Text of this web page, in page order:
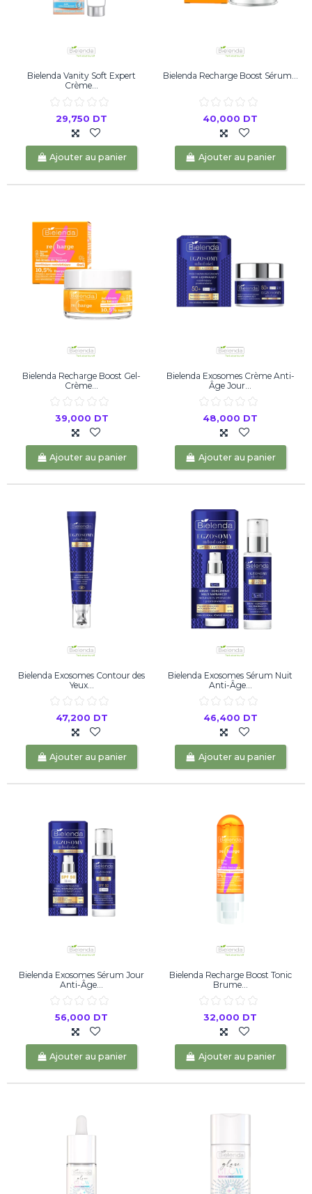
Bielenda Vanity Soft Expert
Crème...
29,750 DT
Ajouter au panier
Bielenda Recharge Boost Sérum...
40,000 DT
Ajouter au panier
Bielenda Recharge Boost Gel-
Crème...
39,000 DT
Ajouter au panier
Bielenda Exosomes Crème Anti-
Âge Jour...
48,000 DT
Ajouter au panier
Bielenda Exosomes Contour des
Yeux...
47,200 DT
Ajouter au panier
Bielenda Exosomes Sérum Nuit
Anti-Âge...
46,400 DT
Ajouter au panier
Bielenda Exosomes Sérum Jour
Anti-Âge...
56,000 DT
Ajouter au panier
Bielenda Recharge Boost Tonic
Brume...
32,000 DT
Ajouter au panier